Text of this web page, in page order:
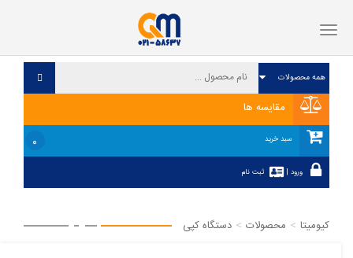
مقایسه ها
سبد خرید ۰
ورود | ثبت نام
فهرست
کیومیتا محصولات دستگاه کپی